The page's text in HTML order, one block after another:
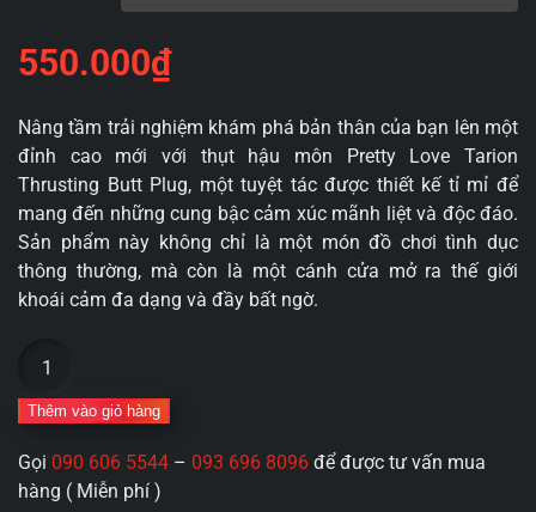
550.000₫
Nâng tầm trải nghiệm khám phá bản thân của bạn lên một
đỉnh cao mới với thụt hậu môn Pretty Love Tarion
Thrusting Butt Plug, một tuyệt tác được thiết kế tỉ mỉ để
mang đến những cung bậc cảm xúc mãnh liệt và độc đáo.
Sản phẩm này không chỉ là một món đồ chơi tình dục
thông thường, mà còn là một cánh cửa mở ra thế giới
khoái cảm đa dạng và đầy bất ngờ.
cắm
hậu
Pretty
Love
Thêm vào giỏ hàng
Gọi 090 606 5544 – 093 696 8096 để được tư vấn mua
hàng ( Miễn phí )